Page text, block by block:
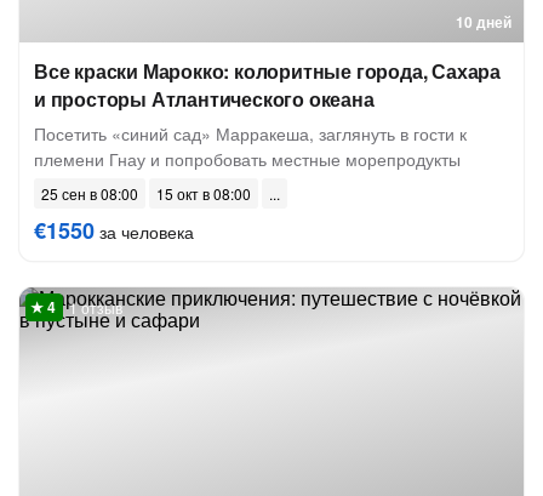
10 дней
Все краски Марокко: колоритные города, Сахара
и просторы Атлантического океана
Посетить «синий сад» Марракеша, заглянуть в гости к
племени Гнау и попробовать местные морепродукты
25 сен в 08:00 15 окт в 08:00
€1550 за человека
1 отзыв